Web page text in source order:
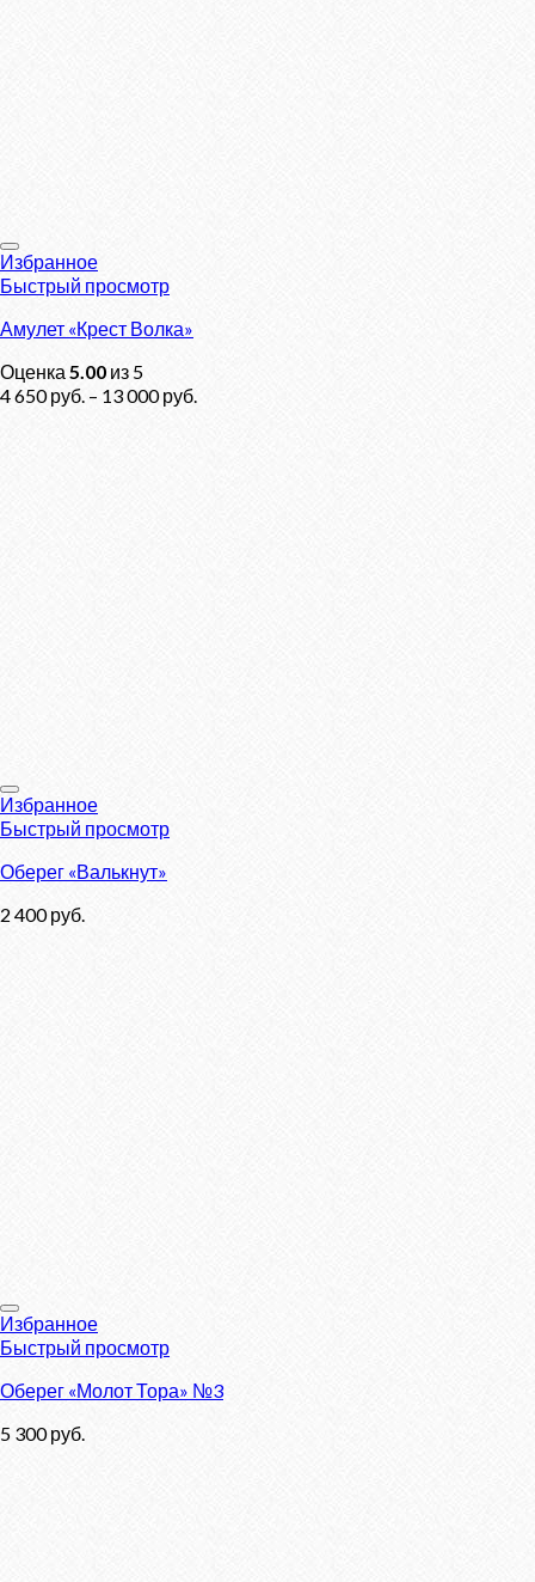
Избранное
Быстрый просмотр
Амулет «Крест Волка»
Оценка 5.00 из 5
4 650руб. – 13 000руб.
Избранное
Быстрый просмотр
Оберег «Валькнут»
2 400руб.
Избранное
Быстрый просмотр
Оберег «Молот Тора» №3
5 300руб.